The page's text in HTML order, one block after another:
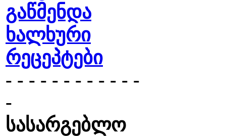
გაწმენდა
ხალხური
რეცეპტები
- - - - - - - - - - - -
-
სასარგებლო